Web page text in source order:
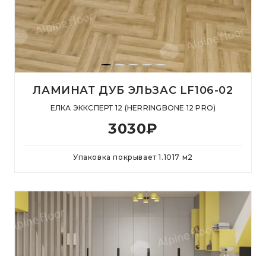
ЛАМИНАТ ДУБ ЭЛЬЗАС LF106-02
ЕЛКА ЭККСПЕРТ 12 (HERRINGBONE 12 PRO)
3030₽
Упаковка покрывает1.1017 м2